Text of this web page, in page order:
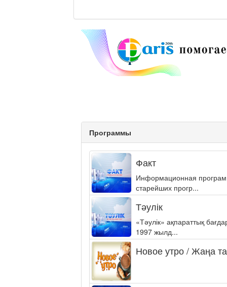
Программы
Факт
Информационная
старейших прогр...
Тәулік
«Тәулік» ақпараттық
1997 жылд...
Новое утро / Жаңа